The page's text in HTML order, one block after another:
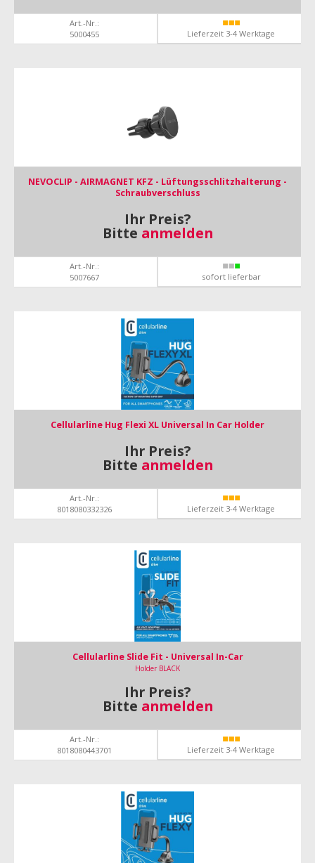
Art.-Nr.:
5000455
Lieferzeit 3-4 Werktage
NEVOCLIP - AIRMAGNET KFZ - Lüftungsschlitzhalterung -
Schraubverschluss
Ihr Preis?
Bitte anmelden
Art.-Nr.:
5007667
sofort lieferbar
Cellularline Hug Flexi XL Universal In Car Holder
Ihr Preis?
Bitte anmelden
Art.-Nr.:
8018080332326
Lieferzeit 3-4 Werktage
Cellularline Slide Fit - Universal In-Car
Holder BLACK
Ihr Preis?
Bitte anmelden
Art.-Nr.:
8018080443701
Lieferzeit 3-4 Werktage